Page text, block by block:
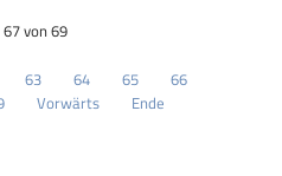
von 69
63 64 65
66
Vorwärts Ende